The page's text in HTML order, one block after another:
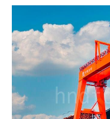
Українська
Čeština
Беларуская мова
Kiswahili
Norsk
O‘zbekcha